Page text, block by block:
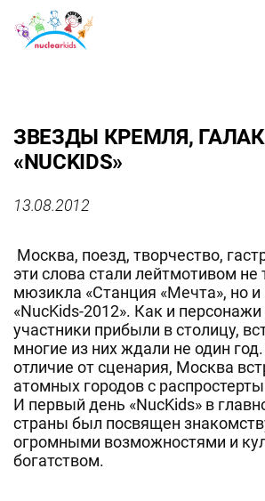
ЗВЕЗДЫ КРЕМЛЯ,
«NUCKIDS»
13.08.2012
Москва, поезд, творчество,
эти слова стали лейтмотивом не
мюзикла «Станция «Мечта», но и
«NucKids-2012». Как и персонажи
участники прибыли в столицу,
многие из них ждали не один
отличие от сценария, Москва
атомных городов с
И первый день «NucKids» в
страны был посвящен
огромными возможностями и
богатством.